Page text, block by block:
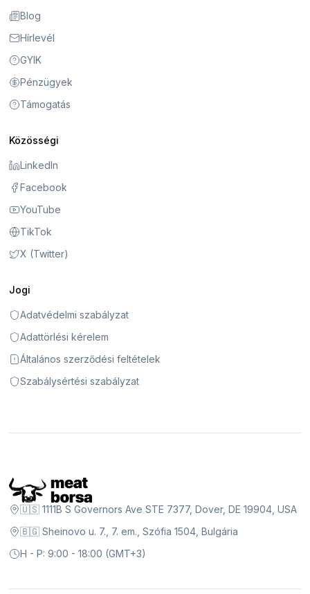
Blog
Hírlevél
GYIK
Pénzügyek
Támogatás
Közösségi
LinkedIn
Facebook
YouTube
TikTok
X (Twitter)
Jogi
Adatvédelmi szabályzat
Adattörlési kérelem
Általános szerződési feltételek
Szabálysértési szabályzat
🇺🇸 1111B S Governors Ave STE 7377, Dover, DE 19904, USA
🇧🇬 Sheinovo u. 7., 7. em., Szófia 1504, Bulgária
H - P: 9:00 - 18:00 (GMT+3)